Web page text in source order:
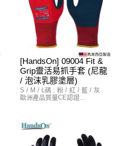
[HandsOn] 09004 Fit &
Grip靈活易抓手套 (尼龍
/ 泡沫乳膠塗層)
S / M / L碼 ; 粉 / 紅 / 藍 / 灰
歐洲產品質量CE認證
布料: 13針無縫尼龍 (Nylon)
塗層: 100%泡沫乳膠 (Foam
Latex)